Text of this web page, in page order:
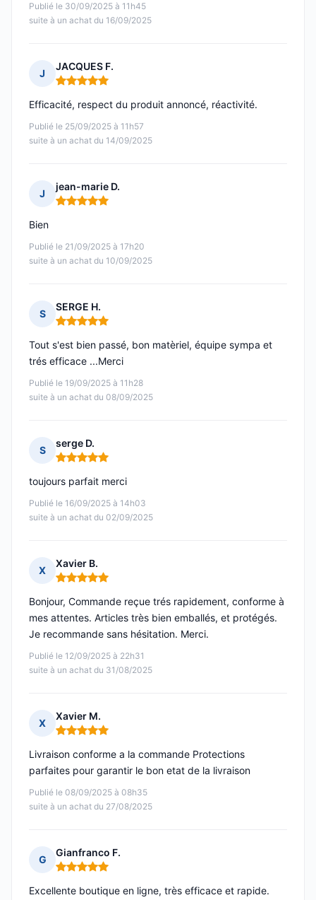
Publié le 30/09/2025 à 11h45
suite à un achat du 16/09/2025
J
JACQUES F.
Note : 5 sur 5
Publié le 25/09/2025 à 11h57
suite à un achat du 14/09/2025
Efficacité, respect du produit annoncé, réactivité.
J
jean-marie D.
Note : 5 sur 5
Publié le 21/09/2025 à 17h20
suite à un achat du 10/09/2025
Bien
S
SERGE H.
Note : 5 sur 5
Publié le 19/09/2025 à 11h28
suite à un achat du 08/09/2025
Tout s'est bien passé, bon matèriel, équipe sympa et
trés efficace ...Merci
S
serge D.
Note : 5 sur 5
Publié le 16/09/2025 à 14h03
suite à un achat du 02/09/2025
toujours parfait merci
X
Xavier B.
Note : 5 sur 5
Publié le 12/09/2025 à 22h31
suite à un achat du 31/08/2025
Bonjour, Commande reçue trés rapidement, conforme à
mes attentes. Articles très bien emballés, et protégés.
Je recommande sans hésitation. Merci.
X
Xavier M.
Note : 5 sur 5
Publié le 08/09/2025 à 08h35
suite à un achat du 27/08/2025
Livraison conforme a la commande Protections
parfaites pour garantir le bon etat de la livraison
G
Gianfranco F.
Note : 5 sur 5
Excellente boutique en ligne, très efficace et rapide.